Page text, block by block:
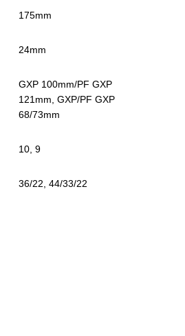
175mm
24mm
GXP 100mm/PF GXP
121mm, GXP/PF GXP
68/73mm
10, 9
36/22, 44/33/22